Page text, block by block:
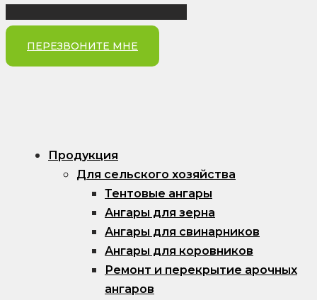
ПЕРЕЗВОНИТЕ МНЕ
Продукция
Для сельского хозяйства
Тентовые ангары
Ангары для зерна
Ангары для свинарников
Ангары для коровников
Ремонт и перекрытие арочных
ангаров